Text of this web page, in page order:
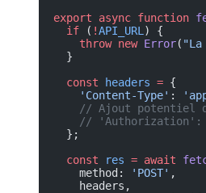
export async function
  if
( !API_URL ) {
    throw
new Error( "La
  }
  const
headers = {
    'Content-Type'
:
// Ajout potentiel
//
  };
  const
res = await
    method:
'POST' ,
    headers,